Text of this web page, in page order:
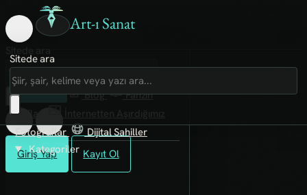
Art-ı Sanat
Giriş Yap Kayıt Ol
Sitede ara
Art-ı Sosyal
İmece
Kütüphane
Blog
Fanzin
Rafları
Fotoğraflar
Dijital Sahiller
Kategoriler